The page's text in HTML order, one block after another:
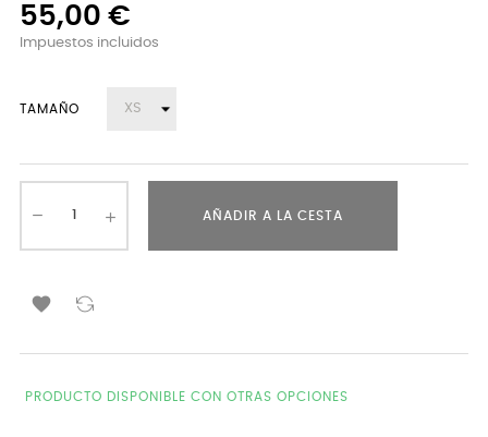
55,00 €
Impuestos incluidos
TAMAÑO
AÑADIR A LA CESTA

PRODUCTO DISPONIBLE CON OTRAS OPCIONES